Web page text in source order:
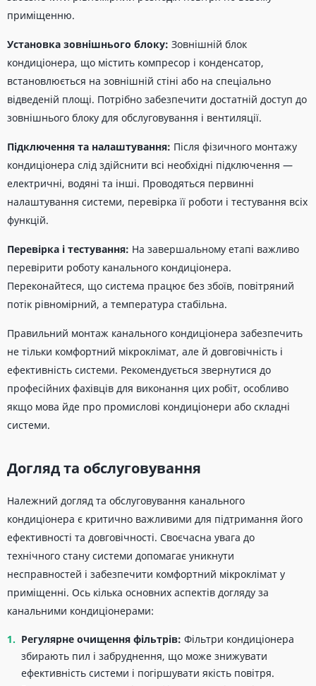
приміщенню.
Установка зовнішнього блоку: Зовнішній блок
кондиціонера, що містить компресор і конденсатор,
встановлюється на зовнішній стіні або на спеціально
відведеній площі. Потрібно забезпечити достатній доступ до
зовнішнього блоку для обслуговування і вентиляції.
Підключення та налаштування: Після фізичного монтажу
кондиціонера слід здійснити всі необхідні підключення —
електричні, водяні та інші. Проводяться первинні
налаштування системи, перевірка її роботи і тестування всіх
функцій.
Перевірка і тестування: На завершальному етапі важливо
перевірити роботу канального кондиціонера.
Переконайтеся, що система працює без збоїв, повітряний
потік рівномірний, а температура стабільна.
Правильний монтаж канального кондиціонера забезпечить
не тільки комфортний мікроклімат, але й довговічність і
ефективність системи. Рекомендується звернутися до
професійних фахівців для виконання цих робіт, особливо
якщо мова йде про промислові кондиціонери або складні
системи.
Догляд та обслуговування
Належний догляд та обслуговування канального
кондиціонера є критично важливими для підтримання його
ефективності та довговічності. Своєчасна увага до
технічного стану системи допомагає уникнути
несправностей і забезпечити комфортний мікроклімат у
приміщенні. Ось кілька основних аспектів догляду за
канальними кондиціонерами:
Регулярне очищення фільтрів: Фільтри кондиціонера
збирають пил і забруднення, що може знижувати
ефективність системи і погіршувати якість повітря.